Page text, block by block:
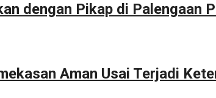
dengan Pikap di Palengaan
Aman Usai Terjadi